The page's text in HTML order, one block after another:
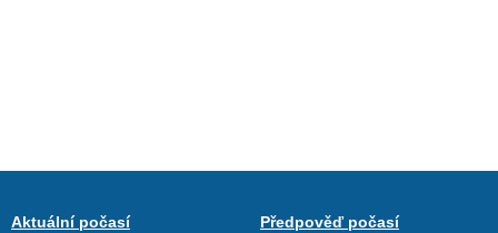
Aktuální počasí
Předpověď počasí